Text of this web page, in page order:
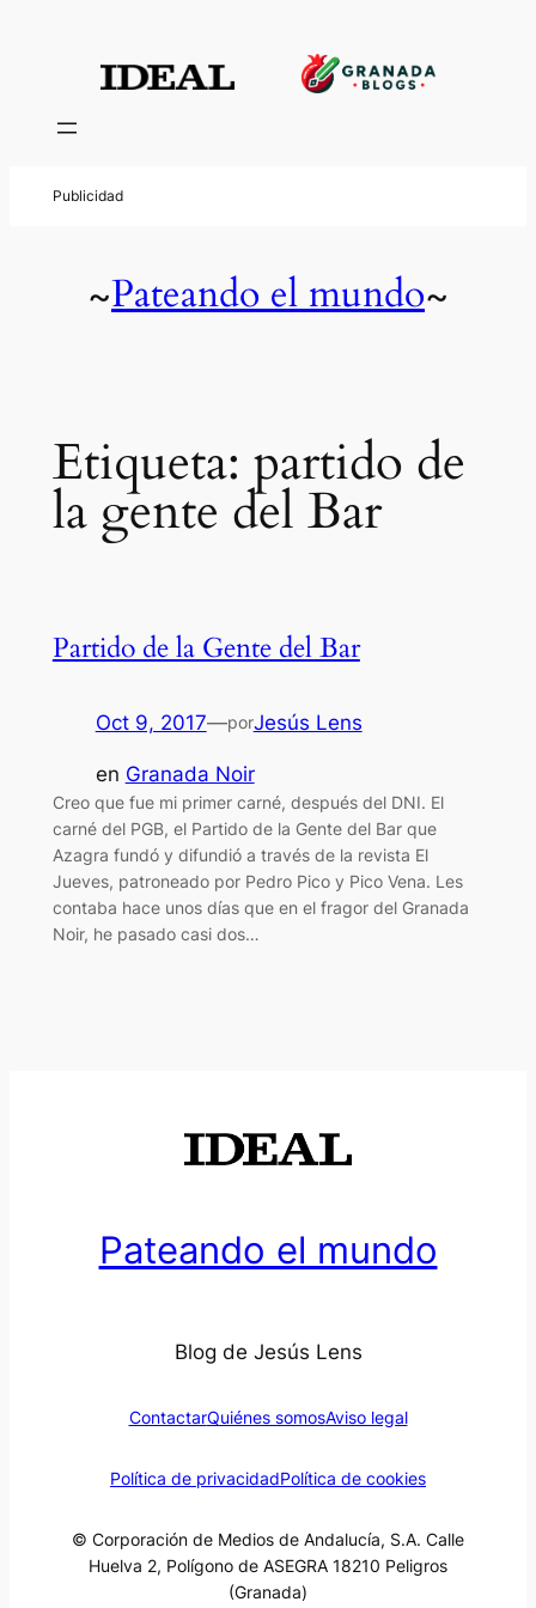
contenido
~Pateando el mundo~
Etiqueta: partido de
la gente del Bar
Partido de la Gente del Bar
Oct 9, 2017—porJesús Lens
en Granada Noir
Creo que fue mi primer carné, después del DNI. El
carné del PGB, el Partido de la Gente del Bar que
Azagra fundó y difundió a través de la revista El
Jueves, patroneado por Pedro Pico y Pico Vena. Les
contaba hace unos días que en el fragor del Granada
Noir, he pasado casi dos…
Pateando el mundo
Blog de Jesús Lens
ContactarQuiénes somosAviso legal
Política de privacidadPolítica de cookies
© Corporación de Medios de Andalucía, S.A. Calle
Huelva 2, Polígono de ASEGRA 18210 Peligros
(Granada)